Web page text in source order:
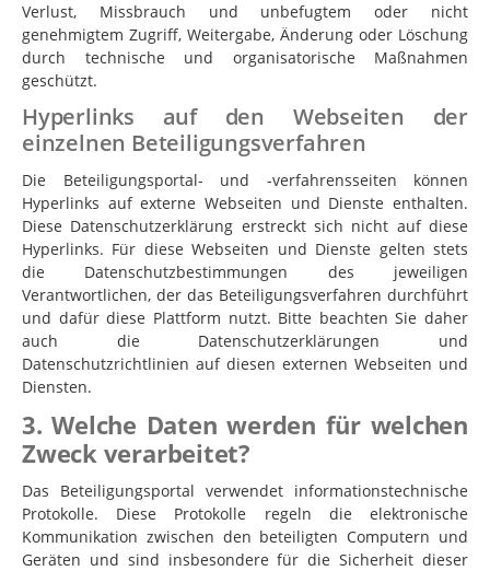
Verlust, Missbrauch und unbefugtem oder nicht
genehmigtem Zugriff, Weitergabe, Änderung oder Löschung
durch technische und organisatorische Maßnahmen
geschützt.
Hyperlinks auf den Webseiten der
einzelnen Beteiligungsverfahren
Die Beteiligungsportal- und -verfahrensseiten können
Hyperlinks auf externe Webseiten und Dienste enthalten.
Diese Datenschutzerklärung erstreckt sich nicht auf diese
Hyperlinks. Für diese Webseiten und Dienste gelten stets
die Datenschutzbestimmungen des jeweiligen
Verantwortlichen, der das Beteiligungsverfahren durchführt
und dafür diese Plattform nutzt. Bitte beachten Sie daher
auch die Datenschutzerklärungen und
Datenschutzrichtlinien auf diesen externen Webseiten und
Diensten.
3. Welche Daten werden für welchen
Zweck verarbeitet?
Das Beteiligungsportal verwendet informationstechnische
Protokolle. Diese Protokolle regeln die elektronische
Kommunikation zwischen den beteiligten Computern und
Geräten und sind insbesondere für die Sicherheit dieser